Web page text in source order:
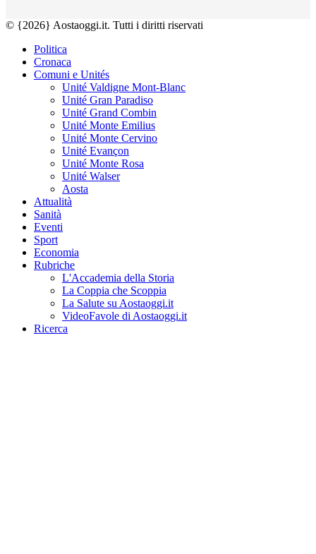
© {2026} Aostaoggi.it. Tutti i diritti riservati
Politica
Cronaca
Comuni e Unités
Unité Valdigne Mont-Blanc
Unité Gran Paradiso
Unité Grand Combin
Unité Monte Emilius
Unité Monte Cervino
Unité Evançon
Unité Monte Rosa
Unité Walser
Aosta
Attualità
Sanità
Eventi
Sport
Economia
Rubriche
L'Accademia della Storia
La Coppia che Scoppia
La Salute su Aostaoggi.it
VideoFavole di Aostaoggi.it
Ricerca